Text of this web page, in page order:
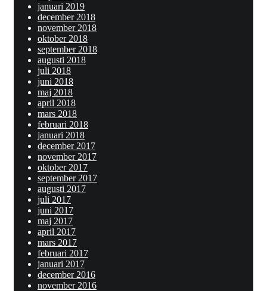
januari 2019
december 2018
november 2018
oktober 2018
september 2018
augusti 2018
juli 2018
juni 2018
maj 2018
april 2018
mars 2018
februari 2018
januari 2018
december 2017
november 2017
oktober 2017
september 2017
augusti 2017
juli 2017
juni 2017
maj 2017
april 2017
mars 2017
februari 2017
januari 2017
december 2016
november 2016